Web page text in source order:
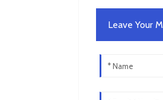
Leave Your